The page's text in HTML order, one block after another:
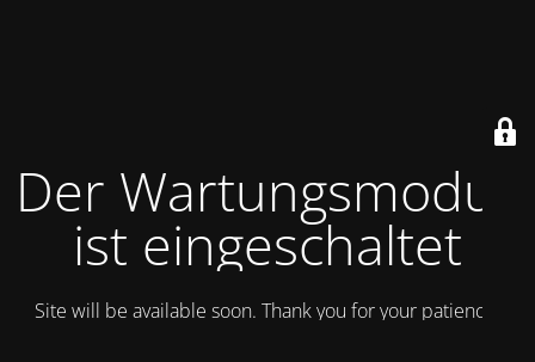
Der Wartungsmodus
ist eingeschaltet
Site will be available soon. Thank you for your patience!